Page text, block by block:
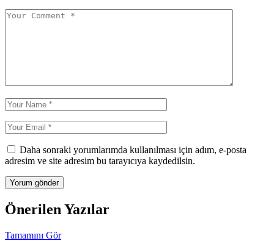
Daha sonraki yorumlarımda kullanılması için adım, e-posta
adresim ve site adresim bu tarayıcıya kaydedilsin.
Önerilen Yazılar
Tamamını Gör